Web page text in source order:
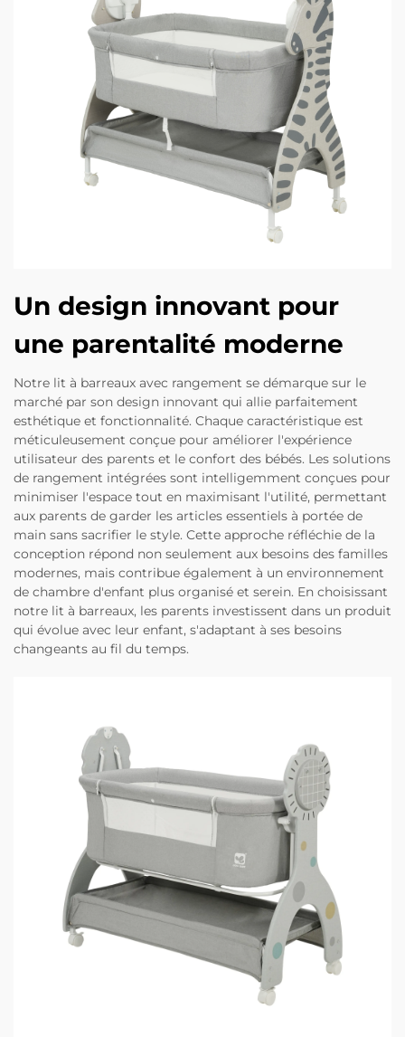
Un design innovant pour
une parentalité moderne
Notre lit à barreaux avec rangement se démarque sur le
marché par son design innovant qui allie parfaitement
esthétique et fonctionnalité. Chaque caractéristique est
méticuleusement conçue pour améliorer l'expérience
utilisateur des parents et le confort des bébés. Les solutions
de rangement intégrées sont intelligemment conçues pour
minimiser l'espace tout en maximisant l'utilité, permettant
aux parents de garder les articles essentiels à portée de
main sans sacrifier le style. Cette approche réfléchie de la
conception répond non seulement aux besoins des familles
modernes, mais contribue également à un environnement
de chambre d'enfant plus organisé et serein. En choisissant
notre lit à barreaux, les parents investissent dans un produit
qui évolue avec leur enfant, s'adaptant à ses besoins
changeants au fil du temps.